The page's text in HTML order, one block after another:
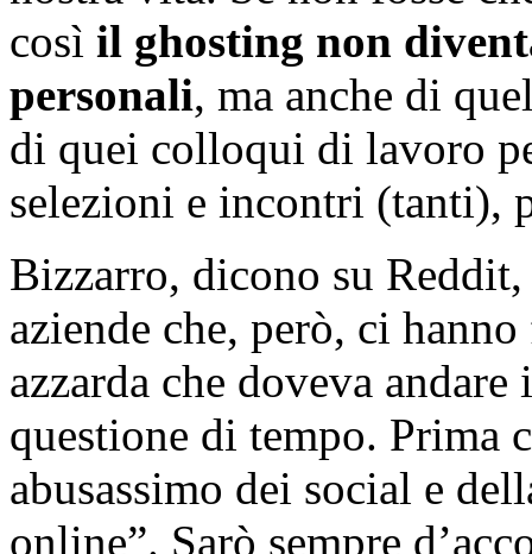
così il ghosting non
personali, ma anche di
di quei colloqui di lavoro
selezioni e incontri (tanti),
Bizzarro, dicono su
aziende che, però, ci
azzarda che doveva
questione di tempo. Prima
abusassimo dei social e
online”. Sarò sempre